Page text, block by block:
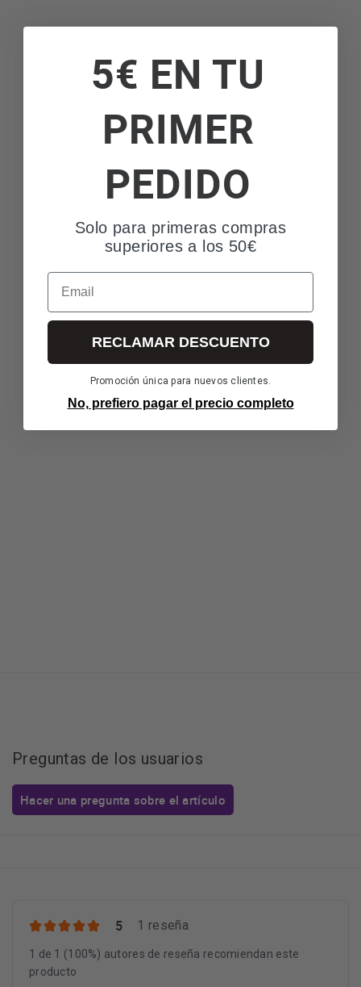
Preguntas de los usuarios
Hacer una pregunta sobre el artículo
5 1 reseña
1 de 1 (100%) autores de reseña recomiendan este
producto
5€ EN TU
PRIMER
PEDIDO
Solo para primeras compras
superiores a los 50€
Email
RECLAMAR DESCUENTO
Promoción única para nuevos clientes.
No, prefiero pagar el precio completo